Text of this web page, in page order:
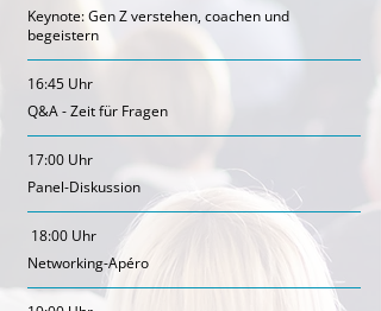
Keynote: Gen Z verstehen, coachen und
begeistern
16:45 Uhr
Q&A - Zeit für Fragen
17:00 Uhr
Panel-Diskussion
18:00 Uhr
Networking-Apéro